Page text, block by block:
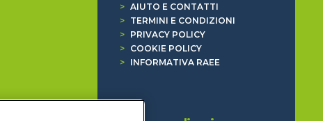
> AIUTO E CONTATTI
>
TERMINI E CONDIZIONI
>
PRIVACY POLICY
>
COOKIE POLICY
>
INFORMATIVA RAEE